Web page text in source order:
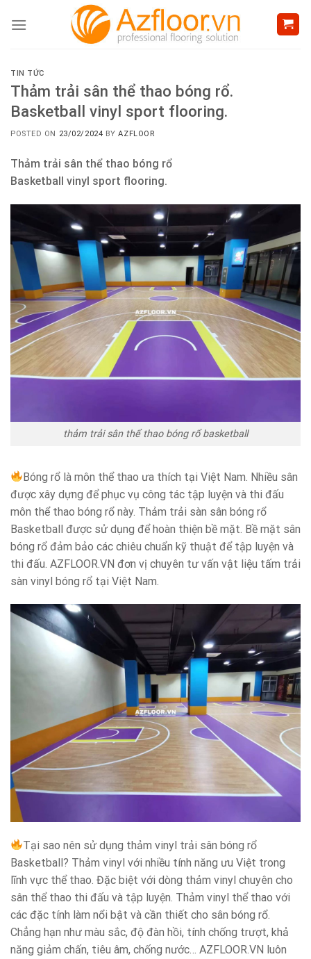
TIN TỨC
Thảm trải sân thể thao bóng rổ.
Basketball vinyl sport flooring.
POSTED ON 23/02/2024 BYAZFLOOR
Thảm trải sân thể thao bóng rổ
Basketball vinyl sport flooring.
thảm trải sân thể thao bóng rổ basketball
Bóng rổ là môn thể thao ưa thích tại Việt Nam. Nhiều sân
được xây dựng để phục vụ công tác tập luyện và thi đấu
môn thể thao bóng rổ này. Thảm trải sàn sân bóng rổ
Basketball được sử dụng để hoàn thiện bề mặt. Bề mặt sân
bóng rổ đảm bảo các chiêu chuẩn kỹ thuật để tập luyện và
thi đấu. AZFLOOR.VN đơn vị chuyên tư vấn vật liệu tấm trải
sàn vinyl bóng rổ tại Việt Nam.
Tại sao nên sử dụng thảm vinyl trải sân bóng rổ
Basketball? Thảm vinyl với nhiều tính năng ưu Việt trong
lĩnh vực thể thao. Đặc biệt với dòng thảm vinyl chuyên cho
sân thể thao thi đấu và tập luyện. Thảm vinyl thể thao với
các đặc tính làm nổi bật và cần thiết cho sân bóng rổ.
Chẳng hạn như màu sắc, độ đàn hồi, tính chống trượt, khả
năng giảm chấn, tiêu âm, chống nước… AZFLOOR.VN luôn